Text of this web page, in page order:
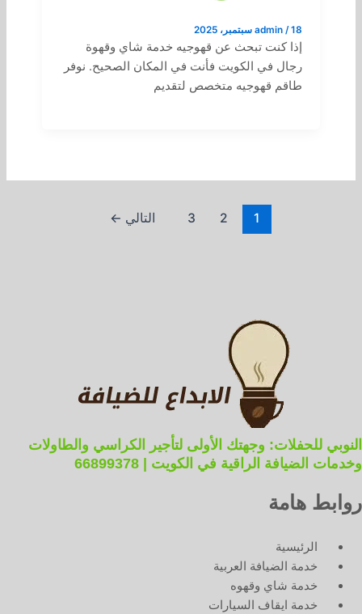
admin /18 سبتمبر، 2025
إذا كنت تبحث عن قهوجيه خدمة شاي وقهوة
رجال في الكويت فأنت في المكان الصحيح. نوفر
طاقم قهوجيه متخصص لتقديم
1
2
3 التالي ←
النوبي للحفلات: وجهتك الأولى لتأجير الكراسي والطاولات
وخدمات الضيافة الراقية في الكويت | 66899378
روابط هامة
الرئيسية
خدمة الضيافة العربية
خدمة شاي وقهوه
خدمة ايقاف السيارات